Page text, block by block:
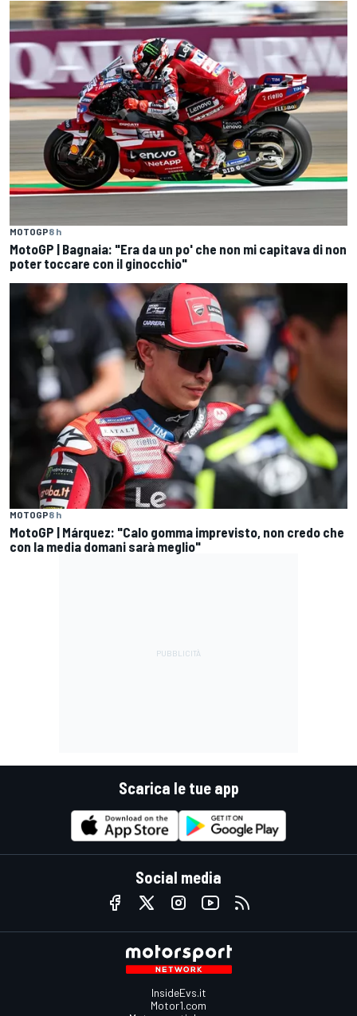
MOTOGP8 h
MotoGP | Bagnaia: "Era da un po' che non mi capitava di non
poter toccare con il ginocchio"
MOTOGP8 h
MotoGP | Márquez: "Calo gomma imprevisto, non credo che
con la media domani sarà meglio"
Scarica le tue app
Social media
InsideEvs.it
Motor1.com